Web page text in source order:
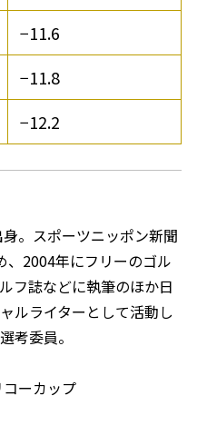
−11.6
−11.8
−12.2
。スポーツニッポン新聞
、2004年にフリーのゴル
フ誌などに執筆のほか日
ルライターとして活動し
考委員。
ーカップ